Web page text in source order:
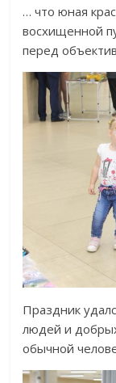
… что юная
восхищенной
перед
Праздник
людей и
обычной